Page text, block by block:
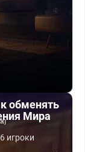
обменять
Мира
игроки